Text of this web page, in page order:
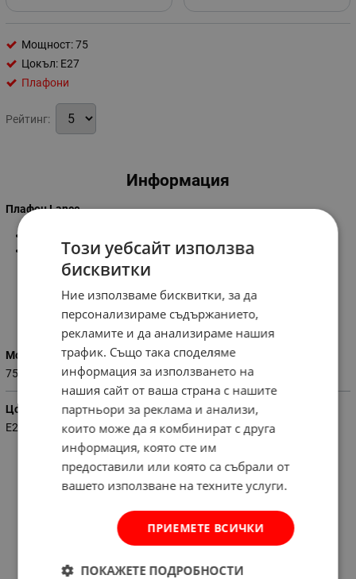
Мощност: 75
Цокъл: E27
Плафони
Рейтинг:
Информация
Плафон Lance
Мощност:2*75W
Характеристики
Мощност
75
Цокъл
E27
Този уебсайт използва
бисквитки
Ние използваме бисквитки, за да
персонализираме съдържанието,
рекламите и да анализираме нашия
трафик. Също така споделяме
информация за използването на
нашия сайт от ваша страна с нашите
партньори за реклама и анализи,
които може да я комбинират с друга
информация, която сте им
предоставили или която са събрали от
вашето използване на техните услуги.
ПРИЕМЕТЕ ВСИЧКИ
ПОКАЖЕТЕ ПОДРОБНОСТИ